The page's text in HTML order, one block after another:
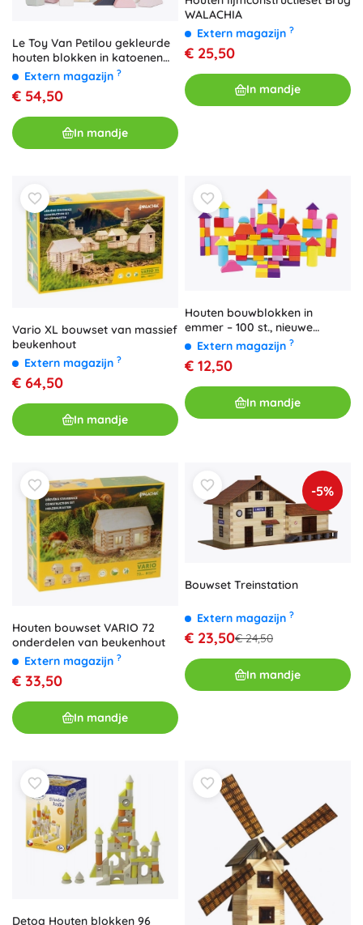
Le Toy Van Petilou gekleurde
houten blokken in katoenen
tas, 60 stuks
Extern magazijn ?
€ 54,50
In mandje
WALACHIA
Extern magazijn ?
€ 25,50
In mandje
Vario XL bouwset van massief
beukenhout
Extern magazijn ?
€ 64,50
In mandje
Houten bouwblokken in
emmer – 100 st., nieuwe
kleuren
Extern magazijn ?
€ 12,50
In mandje
Houten bouwset VARIO 72
onderdelen van beukenhout
Extern magazijn ?
€ 33,50
In mandje
-5%
Bouwset Treinstation
Extern magazijn ?
€ 23,50€ 24,50
In mandje
Detoa Houten blokken 96